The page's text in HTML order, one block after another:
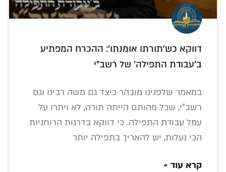
דווקא כש'תורתו אומנתו': ההכרח המפתיע
ב'עבודת התפילה' של רשב"י
במאמר שלפנינו מובהר כיצד גם משה רבינו וגם
רשב"י, שכל מהותם הייתה תורה, לא ויתרו על
עמל עבודת התפילה. כי דווקא בדרגות הרוחניות
הכי נעלות, יש להאריך בתפילה יותר
קרא עוד »